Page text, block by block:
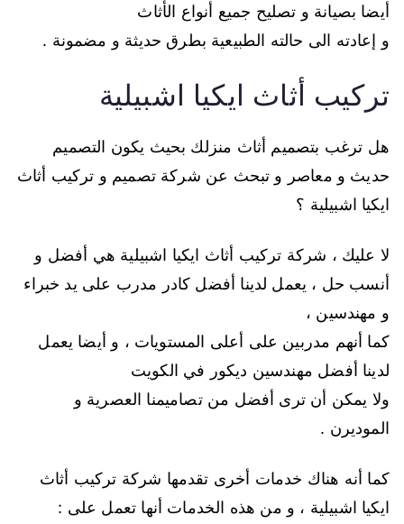
أيضا بصيانة و تصليح جميع أنواع الأثاث
و إعادته الى حالته الطبيعية بطرق حديثة و مضمونة .
تركيب أثاث ايكيا اشبيلية
هل ترغب بتصميم أثاث منزلك بحيث يكون التصميم
حديث و معاصر و تبحث عن شركة تصميم و تركيب أثاث
ايكيا اشبيلية ؟
لا عليك ، شركة تركيب أثاث ايكيا اشبيلية هي أفضل و
أنسب حل ، يعمل لدينا أفضل كادر مدرب على يد خبراء
و مهندسين ،
كما أنهم مدربين على أعلى المستويات ، و أيضا يعمل
لدينا أفضل مهندسين ديكور في الكويت
ولا يمكن أن ترى أفضل من تصاميمنا العصرية و
الموديرن .
كما أنه هناك خدمات أخرى تقدمها شركة تركيب أثاث
ايكيا اشبيلية ، و من هذه الخدمات أنها تعمل على :